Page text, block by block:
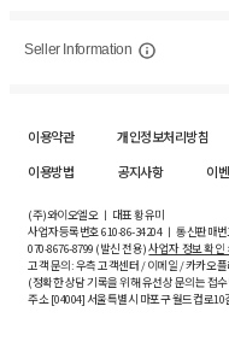
Seller Information
이용약관 개인정보처리방침
이용방법
공지사항 이
(주)와이오엘오 ㅣ 대표 황유미
사업자등록번호610-86-34204ㅣ 통신판매
070-8676-8799 (발신 전용)사업자 정보 확인
고객 문의: 우측 고객센터 / 이메일 / 카카오
(정확한 상담 기록을 위해 유선상 문의는 접
주소 [04004] 서울특별시 마포구 월드컵로10